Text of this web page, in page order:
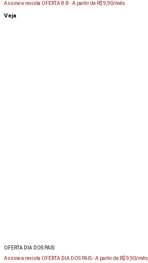
Assine a revista OFERTA 8.8 -A partir de R$ 9,90/mês
Veja
OFERTA DIA DOS PAIS
Assine a revista OFERTA DIA DOS PAIS -A partir de R$ 9,90/mês